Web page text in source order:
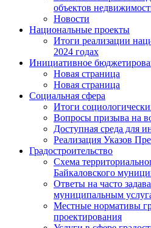
объектов
Новости
Национальные проекты
Итоги реализации
2024 годах
Инициативное
Новая страница
Новая страница
Социальная сфера
Итоги
Вопросы призыва на
Доступная среда для
Реализация Указов
Градостроительство
Схема
Байкаловского
Ответы на часто
муниципальным
Местные нормативы
проектирования